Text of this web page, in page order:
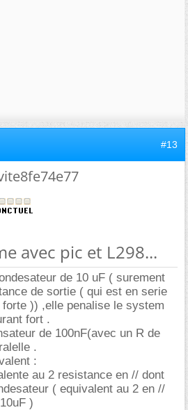
#13
avec pic et L298...
de 10 uF ( surement
de sortie ( qui est en serie
)) ,elle penalise le system
fort .
de 100nF(avec un R de
.
:
au 2 resistance en // dont
( equivalent au 2 en //
)